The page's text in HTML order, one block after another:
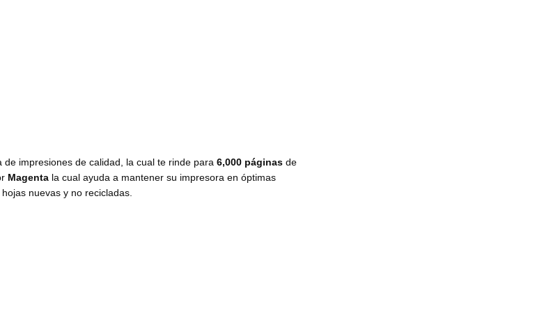
de impresiones de calidad, la cual te rinde para 6,000 páginas de
Magenta la cual ayuda a mantener su impresora en óptimas
nuevas y no recicladas.